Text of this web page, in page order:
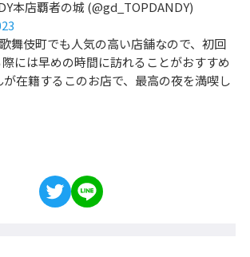
本店覇者の城 (@gd_TOPDANDY)
舞伎町でも人気の高い店舗なので、初回
には早めの時間に訪れることがおすすめ
が在籍するこのお店で、最高の夜を満喫し